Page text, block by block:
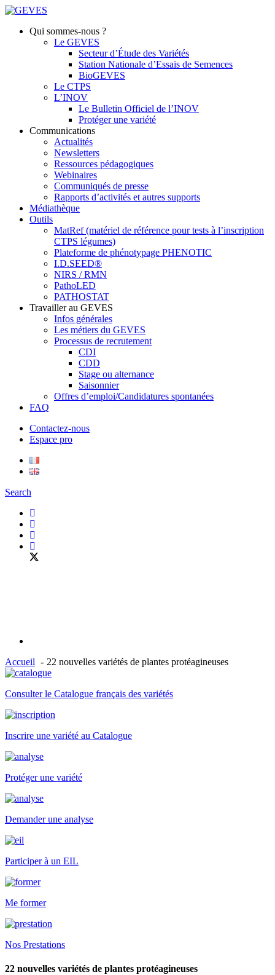
Qui sommes-nous ?
Le GEVES
Secteur d’Étude des Variétés
Station Nationale d’Essais de Semences
BioGEVES
Le CTPS
L’INOV
Le Bulletin Officiel de l’INOV
Protéger une variété
Communications
Actualités
Newsletters
Ressources pédagogiques
Webinaires
Communiqués de presse
Rapports d’activités et autres supports
Médiathèque
Outils
MatRef (matériel de référence pour tests à l’inscription
CTPS légumes)
Plateforme de phénotypage PHENOTIC
I.D.SEED®
NIRS / RMN
PathoLED
PATHOSTAT
Travailler au GEVES
Infos générales
Les métiers du GEVES
Processus de recrutement
CDI
CDD
Stage ou alternance
Saisonnier
Offres d’emploi/Candidatures spontanées
FAQ
Contactez-nous
Espace pro
Search
Accueil 22 nouvelles variétés de plantes protéagineuses
Consulter le Catalogue français des variétés
Inscrire une variété au Catalogue
Protéger une variété
Demander une analyse
Participer à un EIL
Me former
Nos Prestations
22 nouvelles variétés de plantes protéagineuses